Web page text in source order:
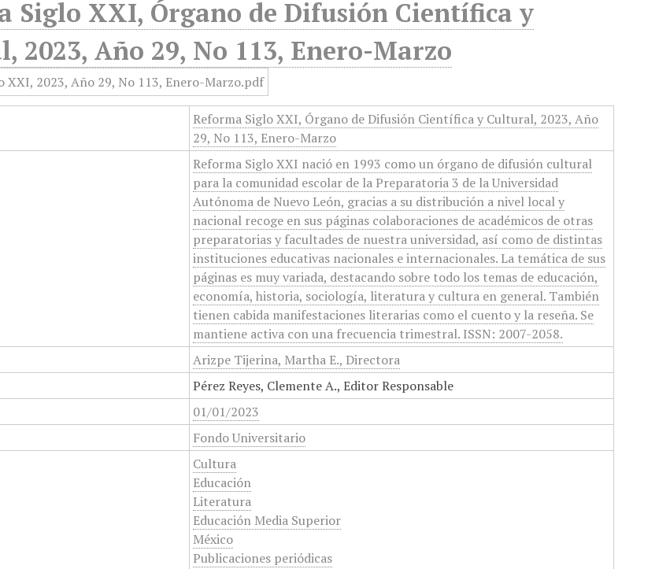
Siglo XXI, Órgano de Difusión Científica y
2023, Año 29, No 113, Enero-Marzo
Reforma Siglo XXI, Órgano de Difusión Científica y Cultural, 2023, Año
29, No 113, Enero-Marzo
Reforma Siglo XXI nació en 1993 como un órgano de difusión cultural
para la comunidad escolar de la Preparatoria 3 de la Universidad
Autónoma de Nuevo León, gracias a su distribución a nivel local y
nacional recoge en sus páginas colaboraciones de académicos de otras
preparatorias y facultades de nuestra universidad, así como de distintas
instituciones educativas nacionales e internacionales. La temática de sus
páginas es muy variada, destacando sobre todo los temas de educación,
economía, historia, sociología, literatura y cultura en general. También
tienen cabida manifestaciones literarias como el cuento y la reseña. Se
mantiene activa con una frecuencia trimestral. ISSN: 2007-2058.
Arizpe Tijerina, Martha E., Directora
Pérez Reyes, Clemente A., Editor Responsable
01/01/2023
Fondo Universitario
Cultura
Educación
Literatura
Educación Media Superior
México
Publicaciones periódicas